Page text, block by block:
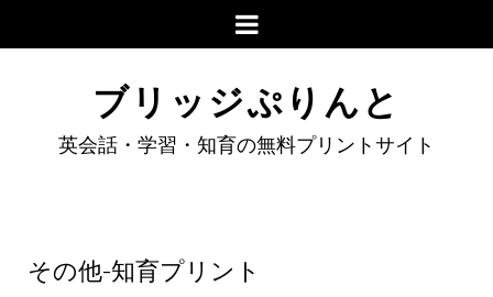
ブリッジぷりんと
英会話・学習・知育の無料プリントサイト
その他-知育プリント